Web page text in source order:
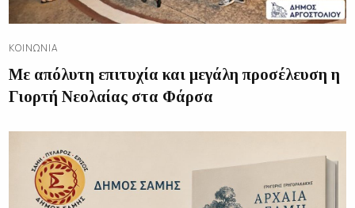
ΚΟΙΝΩΝΊΑ
Με απόλυτη επιτυχία και μεγάλη προσέλευση η
Γιορτή Νεολαίας στα Φάρσα